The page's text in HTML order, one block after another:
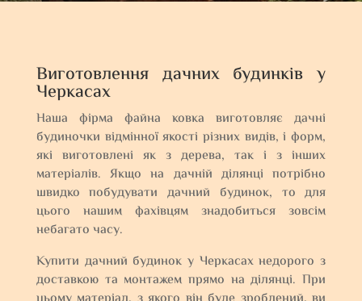
Виготовлення дачних будинків у
Черкасах
Наша фірма файна ковка виготовляє дачні
будиночки відмінної якості різних видів, і форм,
які виготовлені як з дерева, так і з інших
матеріалів. Якщо на дачній ділянці потрібно
швидко побудувати дачний будинок, то для
цього нашим фахівцям знадобиться зовсім
небагато часу.
Купити дачний будинок у Черкасах недорого з
доставкою та монтажем прямо на ділянці. При